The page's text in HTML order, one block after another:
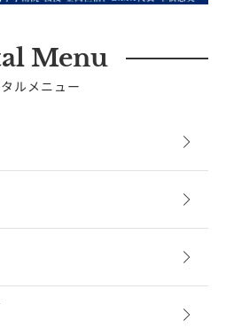
Menu
ルメニュー